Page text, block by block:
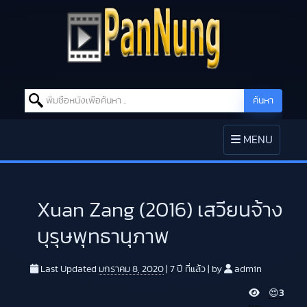
Search for: ค้นหา
TOGGLE
NAVIGATION
MENU
Xuan Zang (2016) เสวียนจ้าง
บุรุษพุทธานุภาพ
Last Updated มกราคม 8, 2020 7 ปี ที่แล้ว by admin
V 😍3